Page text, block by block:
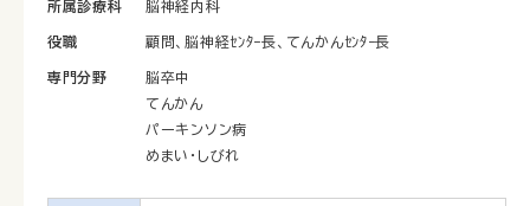
所属診療科
脳神経内科
役職
顧問、脳神経ｾﾝﾀｰ長、てんかんｾﾝﾀｰ長
専門分野
脳卒中
てんかん
パーキンソン病
めまい・しびれ